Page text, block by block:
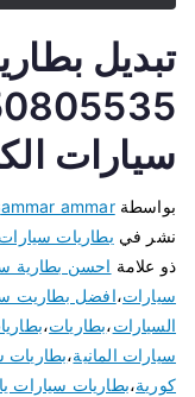
تبديل
سيارات
بواسطةammar ammar
نشر في بطاريات سيارات
ذو علامة احسن بطارية
سيارات،افضل بطاريت
السيارات،بطاريات،
سيارات المانية،بطاريات
كورية،بطاريات سيارات